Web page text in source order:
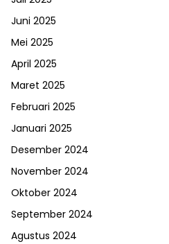
Juni 2025
Mei 2025
April 2025
Maret 2025
Februari 2025
Januari 2025
Desember 2024
November 2024
Oktober 2024
September 2024
Agustus 2024